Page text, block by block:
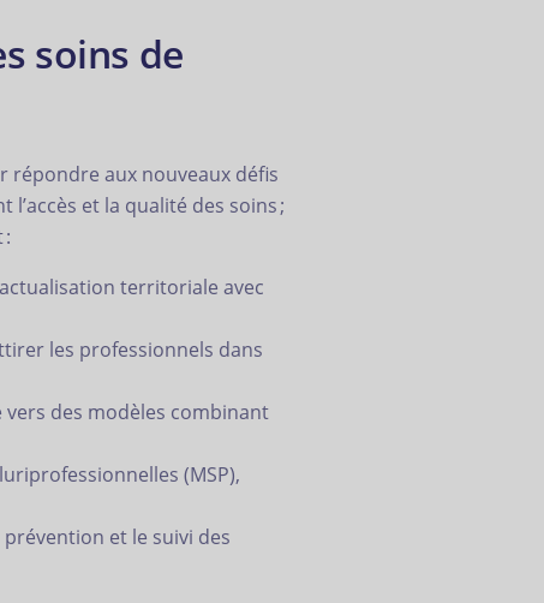
soins de
répondre aux nouveaux défis
et la qualité des soins ;
territoriale avec
les professionnels dans
vers des modèles combinant
(MSP),
et le suivi des